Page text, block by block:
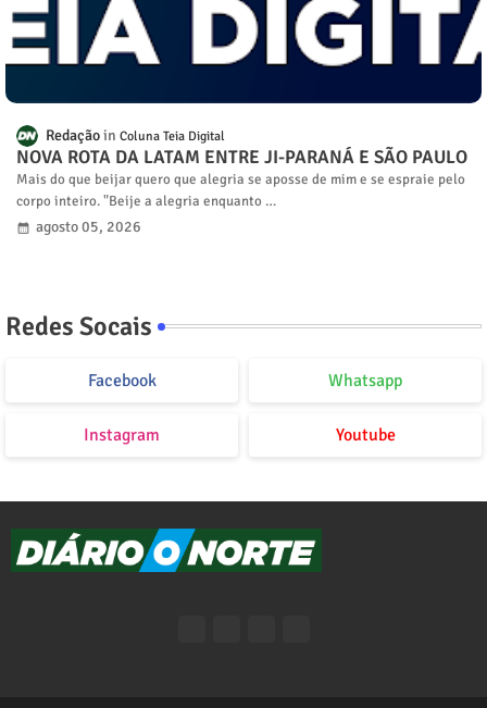
Redação Coluna Teia Digital
NOVA ROTA DA LATAM ENTRE JI-PARANÁ E SÃO PAULO
Mais do que beijar quero que alegria se aposse de mim e se espraie pelo
corpo inteiro. "Beije a alegria enquanto …
agosto 05, 2026
Redes Socais
Facebook Whatsapp
Instagram Youtube